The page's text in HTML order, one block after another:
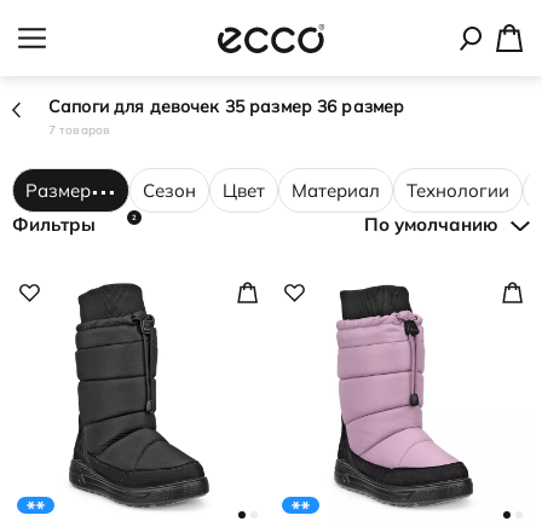
Сапоги для девочек 35 размер 36 размер
7 товаров
Размер Сезон Цвет Материал Технологии
2
Фильтры По умолчанию